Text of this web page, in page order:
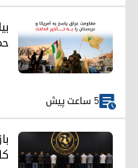
5 ساعت پیش